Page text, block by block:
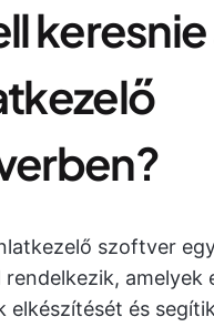
keresnie
szoftver
amelyek
elkészítését és